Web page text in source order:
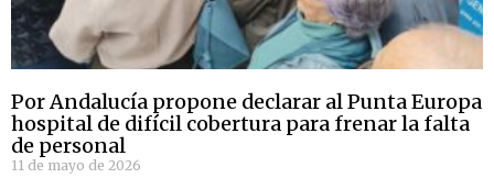
Por Andalucía propone declarar al Punta Europa
hospital de difícil cobertura para frenar la falta
de personal
11 de mayo de 2026